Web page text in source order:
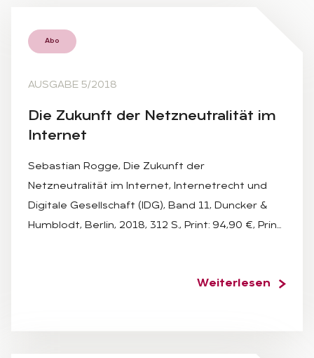
Abo
AUSGABE 5/2018
Die Zu­kunft der Netz­neu­tra­li­tät im
In­ter­net
Sebastian Rogge, Die Zukunft der
Netzneutralität im Internet, Internetrecht und
Digitale Gesellschaft (IDG), Band 11, Duncker &
Humblodt, Berlin, 2018, 312 S., Print: 94,90 €, Prin…
Weiterlesen